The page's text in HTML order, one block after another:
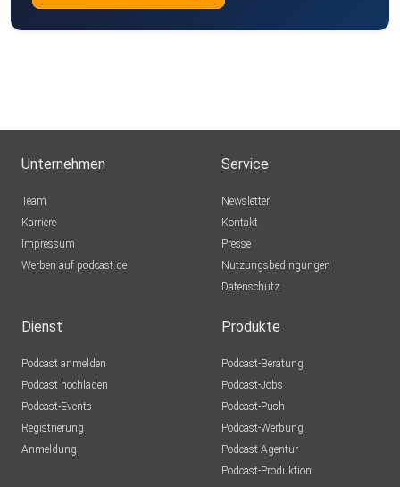
Unternehmen
Team
Karriere
Impressum
Werben auf podcast.de
Service
Newsletter
Kontakt
Presse
Nutzungsbedingungen
Datenschutz
Dienst
Podcast anmelden
Podcast hochladen
Podcast-Events
Registrierung
Anmeldung
Produkte
Podcast-Beratung
Podcast-Jobs
Podcast-Push
Podcast-Werbung
Podcast-Agentur
Podcast-Produktion